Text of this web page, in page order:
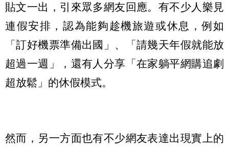
貼文一出，引來眾多網友回應。有不少人樂見
連假安排，認為能夠趁機旅遊或休息，例如
「訂好機票準備出國」、「請幾天年假就能放
超過一週」，還有人分享「在家躺平網購追劇
超放鬆」的休假模式。
然而，另一方面也有不少網友表達出現實上的